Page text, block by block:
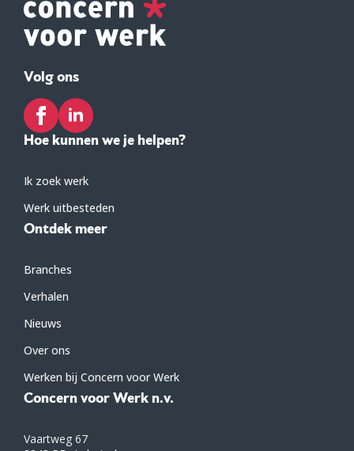
Volg ons
Hoe kunnen we je helpen?
Ik zoek werk
Werk uitbesteden
Ontdek meer
Branches
Verhalen
Nieuws
Over ons
Werken bij Concern voor Werk
Concern voor Werk n.v.
Vaartweg 67